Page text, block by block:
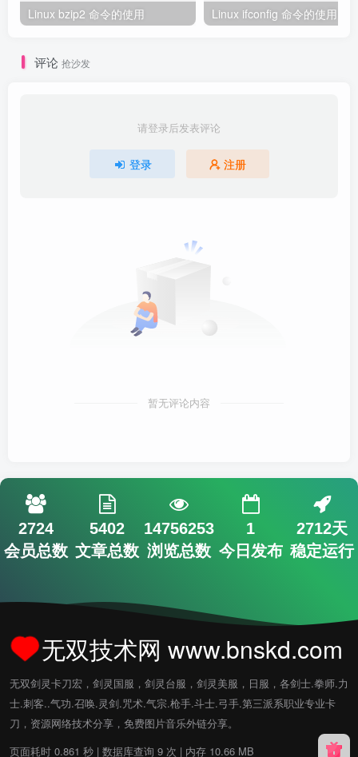
Linux bzip2 命令的使用 Linux ifconfig 命令的使用
评论 抢沙发
请登录后发表评论
登录 注册
暂无评论内容
2724
会员总数
5402
文章总数
14756253
浏览总数
1
今日发布
2712天
稳定运行
无双技术网 www.bnskd.com
无双剑灵卡刀宏，剑灵国服，剑灵台服，剑灵美服，日服，各剑士.拳师.力
士.刺客..气功.召唤.灵剑.咒术.气宗.枪手.斗士.弓手.第三派系职业专业卡
刀，资源网络技术分享，免费图片音乐外链分享。
页面耗时 0.861 秒 | 数据库查询 9 次 | 内存 10.66 MB